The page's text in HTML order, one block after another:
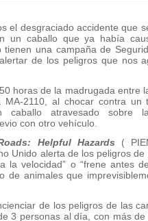
el desgraciado accidente que
un caballo que ya había
una campaña de
de los peligros que nos
horas de la madrugada entre
2110, al chocar contra un
caballo atravesado sobre
con otro vehículo.
Helpful Hazards (
Unido alerta de los peligros
la velocidad” o “frene antes
de animales que
de los peligros de las
3 personas al día, con más